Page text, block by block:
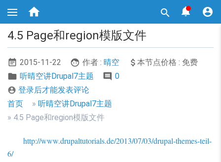
转
容
 


4.5 Page和region模版文件
2015-11-22 作者 : 晴空
本节点价格 : 免费
听晴空讲Drupal7主题
0
 登录后才能发表评论
面
包
导
首页
听晴空讲Drupal7主题
4.5 Page和region模版文件
http://www.drupaltutorials.de/2013/07/03/drupal-themes-teil-
6/